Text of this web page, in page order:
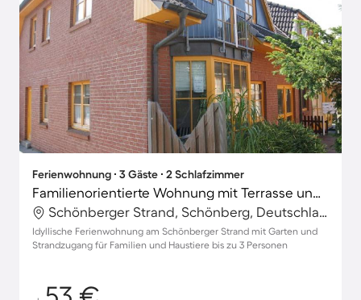
Ferienwohnung ∙ 3 Gäste ∙ 2 Schlafzimmer
Familienorientierte Wohnung mit Terrasse und Garten | Nah am Strand | Haustiere sind willkommen
Schönberger Strand, Schönberg, Deutschland
Idyllische Ferienwohnung am Schönberger Strand mit Garten und
Strandzugang für Familien und Haustiere bis zu 3 Personen